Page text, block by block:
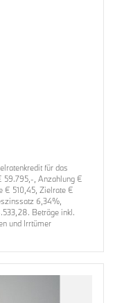
für das
59.795,-, Anzahlung €
€ 510,45, Zielrate €
6,34%,
Beträge inkl.
und Irrtümer